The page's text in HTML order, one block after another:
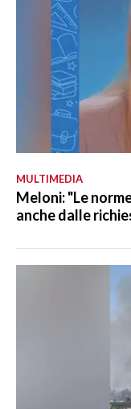
MULTIMEDIA
Meloni: "Le
anche dalle